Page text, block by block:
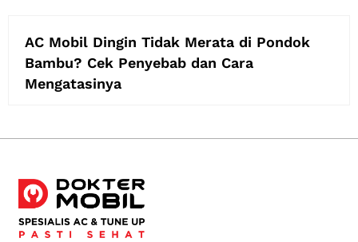
AC Mobil Dingin Tidak Merata di Pondok
Bambu? Cek Penyebab dan Cara
Mengatasinya